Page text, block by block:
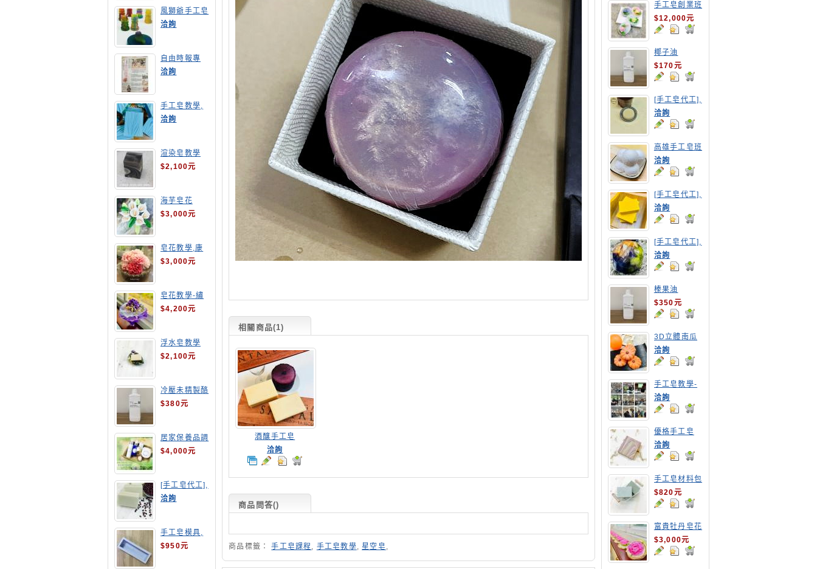
風獅爺手工皂
洽詢
自由時報專
訪,手工皂達
人陳德昇老師
洽詢
手工皂教學,
手工皂當月課
程,渲染皂
洽詢
渲染皂教學
$2,100元
海芋皂花
$3,000元
皂花教學,康
乃馨
$3,000元
皂花教學-繡
球花皂花束
$4,200元
浮水皂教學
$2,100元
冷壓未精製酪
梨油
$380元
居家保養品調
配班
$4,000元
[手工皂代工],
酒粕皂
洽詢
手工皂模具,
長方形吐司模
$950元
手工皂創業班
(MP皂班)
$12,000元
椰子油
$170元
[手工皂代工],
摩洛哥洗髮皂
洽詢
高雄手工皂班
洽詢
[手工皂代工],
南瓜手工皂
洽詢
[手工皂代工],
寶石皂
洽詢
榛果油
$350元
3D立體南瓜
手工皂
洽詢
手工皂教學-
嘉南農田水利
會皂花教學
洽詢
優格手工皂
洽詢
手工皂材料包
1公斤包裝
$820元
富貴牡丹皂花
$3,000元
相關商品(1)
酒釀手工皂
洽詢
商品問答()
商品標籤：手工皂課程 , 手工皂教學,星空皂 ,